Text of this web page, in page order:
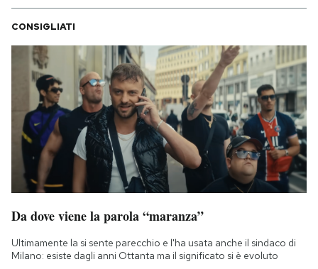
CONSIGLIATI
Da dove viene la parola “maranza”
Ultimamente la si sente parecchio e l'ha usata anche il sindaco di
Milano: esiste dagli anni Ottanta ma il significato si è evoluto